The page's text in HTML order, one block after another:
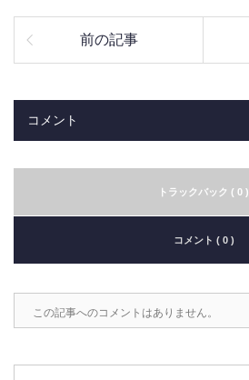
前の記事
コメント
トラックバック ( 0 )
コメント ( 0 )
この記事へのコメントはありません。